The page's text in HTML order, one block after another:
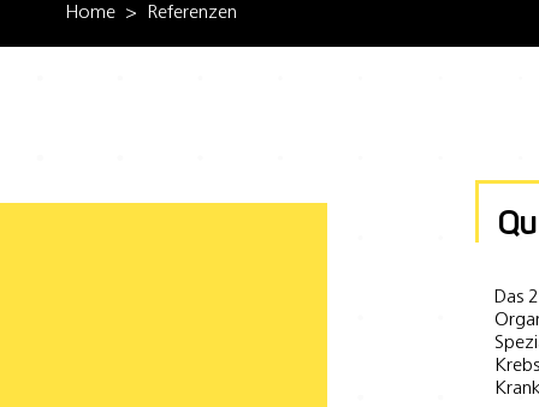
Home Referenzen
Das